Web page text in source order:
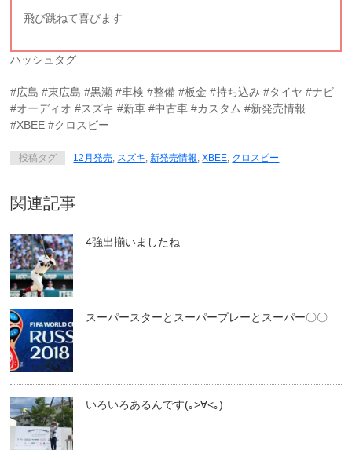
飛び跳ねて喜びます
ハッシュタグ
#広島 #東広島 #黒瀬 #車検 #整備 #板金 #持ち込み #タイヤ #ナビ
#オーディオ #スズキ #新車 #中古車 #カスタム #新発売情報
#XBEE #クロスビー
投稿タグ 12月発売, スズキ,新発売情報,XBEE, クロスビー
関連記事
4強出揃いましたね
スーパースターとスーパープレーとスーパー〇〇
いろいろあるんです(｡>∀<｡)